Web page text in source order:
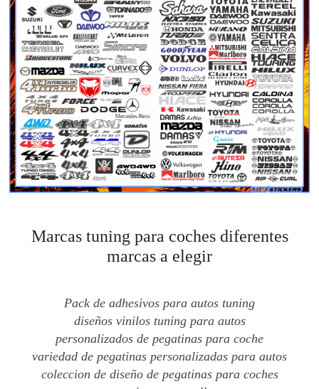
Marcas tuning para coches diferentes
marcas a elegir
Pack de adhesivos para autos tuning
diseños vinilos tuning para autos
personalizados de pegatinas para coche
variedad de pegatinas personalizadas para autos
coleccion de diseño de pegatinas para coches